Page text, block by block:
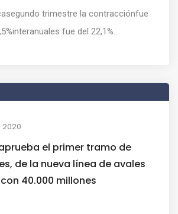
trimestre la contracciónfue
fue del 22,1%...
el primer tramo de
de la nueva línea de avales
40.000 millones